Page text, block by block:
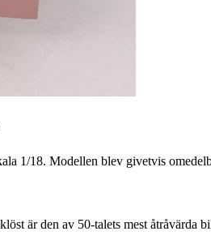
1/18. Modellen blev givetvis
är den av 50-talets mest åtråvärda